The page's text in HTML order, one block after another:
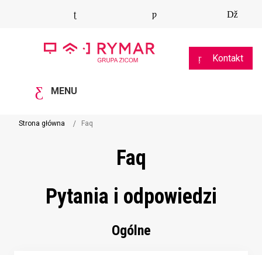
Kontakt
MENU
Strona główna Faq
Faq
Pytania i odpowiedzi
Ogólne